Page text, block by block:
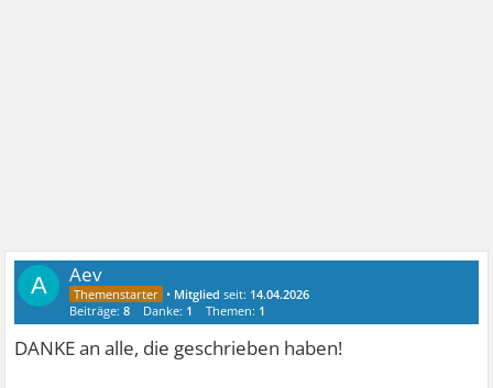
A Aev
• Mitglied seit: 14.04.2026
Beiträge:8 Danke: 1 Themen: 1
DANKE an alle, die geschrieben haben!